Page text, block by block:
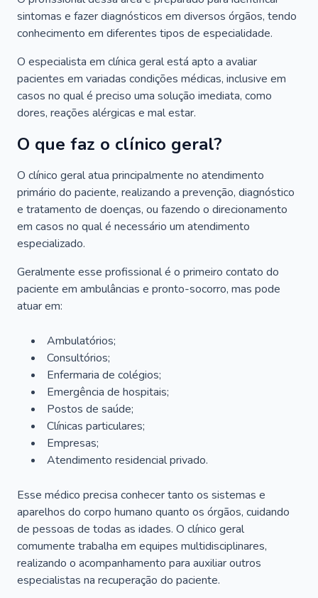
sintomas e fazer diagnósticos em diversos órgãos, tendo
conhecimento em diferentes tipos de especialidade.
O especialista em clínica geral está apto a avaliar
pacientes em variadas condições médicas, inclusive em
casos no qual é preciso uma solução imediata, como
dores, reações alérgicas e mal estar.
O que faz o clínico geral?
O clínico geral atua principalmente no atendimento
primário do paciente, realizando a prevenção, diagnóstico
e tratamento de doenças, ou fazendo o direcionamento
em casos no qual é necessário um atendimento
especializado.
Geralmente esse profissional é o primeiro contato do
paciente em ambulâncias e pronto-socorro, mas pode
atuar em:
Ambulatórios;
Consultórios;
Enfermaria de colégios;
Emergência de hospitais;
Postos de saúde;
Clínicas particulares;
Empresas;
Atendimento residencial privado.
Esse médico precisa conhecer tanto os sistemas e
aparelhos do corpo humano quanto os órgãos, cuidando
de pessoas de todas as idades. O clínico geral
comumente trabalha em equipes multidisciplinares,
realizando o acompanhamento para auxiliar outros
especialistas na recuperação do paciente.